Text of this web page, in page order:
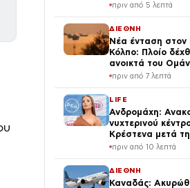
κορυφαίο όλων
πριν από 5 λεπτά
ΔΙΕΘΝΗ
Νέα ένταση στον
Κόλπο: Πλοίο
ανοικτά του Ομάν
πριν από 7 λεπτά
LIFE
Ανδρομάχη:
νυχτερινού
Κρέστενα μετά
του live της – Τι
πριν από 10 λεπτά
ΔΙΕΘΝΗ
Καναδάς: